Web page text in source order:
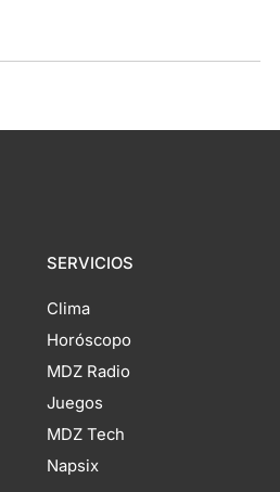
SERVICIOS
Clima
Horóscopo
MDZ Radio
Juegos
MDZ Tech
Napsix